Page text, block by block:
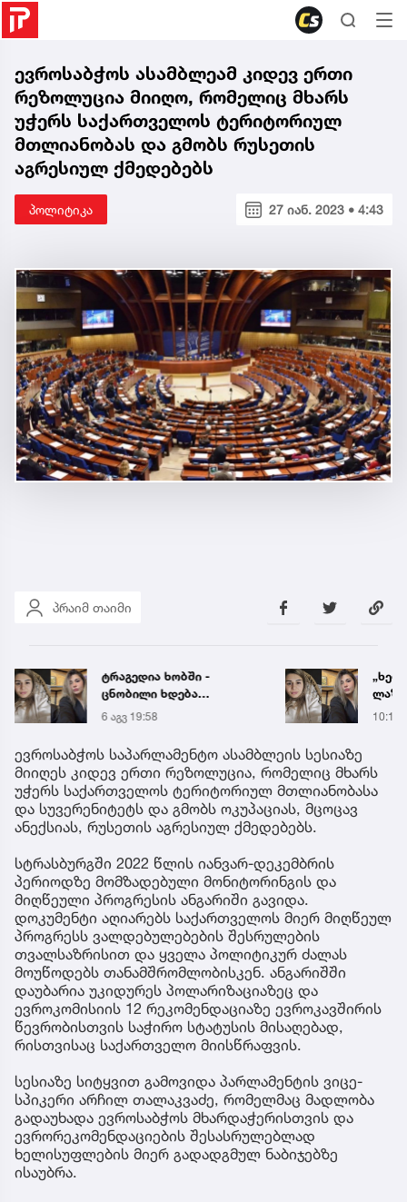
ევროსაბჭოს ასამბლეამ კიდევ ერთი
რეზოლუცია მიიღო, რომელიც მხარს
უჭერს საქართველოს ტერიტორიულ
მთლიანობას და გმობს რუსეთის
აგრესიულ ქმედებებს
პოლიტიკა 27 იან. 2023 • 4:43
პრაიმ თაიმი
ტრაგედია ხობში -
ცნობილი ხდება
დაღუპული დედა-შვილის
ვინაობა
6 აგვ 19:58 10:17
ევროსაბჭოს საპარლამენტო ასამბლეის სესიაზე
მიიღეს კიდევ ერთი რეზოლუცია, რომელიც მხარს
უჭერს საქართველოს ტერიტორიულ მთლიანობასა
და სუვერენიტეტს და გმობს ოკუპაციას, მცოცავ
ანექსიას, რუსეთის აგრესიულ ქმედებებს.
სტრასბურგში 2022 წლის იანვარ-დეკემბრის
პერიოდზე მომზადებული მონიტორინგის და
მიღწეული პროგრესის ანგარიში გავიდა.
დოკუმენტი აღიარებს საქართველოს მიერ მიღწეულ
პროგრესს ვალდებულებების შესრულების
თვალსაზრისით და ყველა პოლიტიკურ ძალას
მოუწოდებს თანამშრომლობისკენ. ანგარიშში
დაუბარია უკიდურეს პოლარიზაციაზეც და
ევროკომისიის 12 რეკომენდაციაზე ევროკავშირის
წევრობისთვის საჭირო სტატუსის მისაღებად,
რისთვისაც საქართველო მიისწრაფვის.
სესიაზე სიტყვით გამოვიდა პარლამენტის ვიცე-
სპიკერი არჩილ თალაკვაძე, რომელმაც მადლობა
გადაუხადა ევროსაბჭოს მხარდაჭერისთვის და
ევრორეკომენდაციების შესასრულებლად
ხელისუფლების მიერ გადადგმულ ნაბიჯებზე
ისაუბრა.